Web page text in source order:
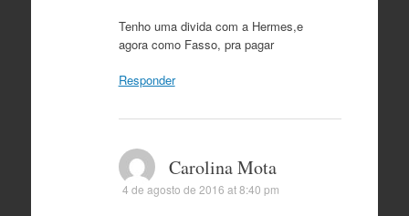
Tenho uma divida com a Hermes,e
agora como Fasso, pra pagar
Responder
Carolina Mota
4 de agosto de 2016 at 8:40 pm